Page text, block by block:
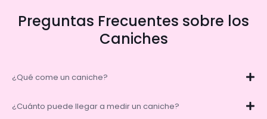
Preguntas Frecuentes sobre los
Caniches
¿Qué come un caniche?
¿Cuánto puede llegar a medir un caniche?